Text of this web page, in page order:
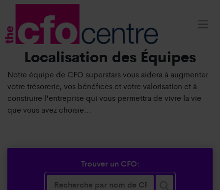
Localisation des Équipes
Notre équipe de CFO superstars vous aidera à augmenter
votre trésorerie, vos bénéfices et votre valorisation et à
construire l'entreprise qui vous permettra de vivre la vie
que vous avez choisie...
Trouver un CFO: